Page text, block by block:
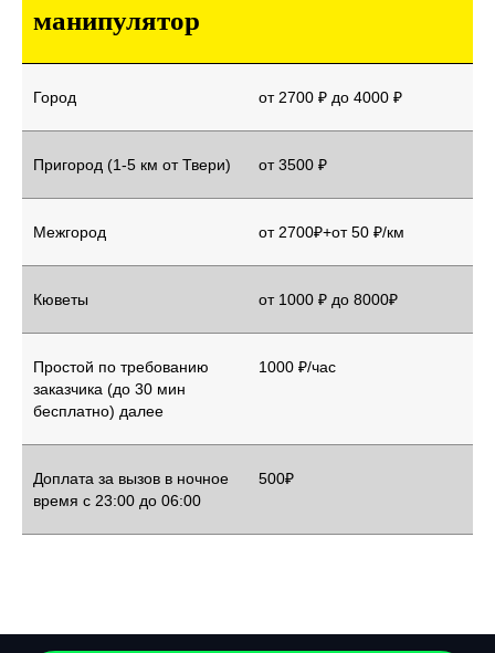
манипулятор
Город от 2700 ₽ до 4000 ₽
Пригород (1-5 км от Твери) от 3500 ₽
Межгород от 2700₽+от 50 ₽/км
Кюветы от 1000 ₽ до 8000₽
Простой по требованию
заказчика (до 30 мин
бесплатно) далее
1000 ₽/час
Доплата за вызов в ночное
время с 23:00 до 06:00
500₽